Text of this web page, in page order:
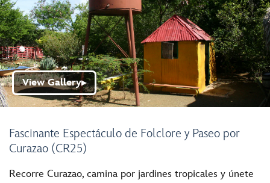
Fascinante Espectáculo de Folclore y Paseo por
Curazao (CR25)
View Gallery▶
Recorre Curazao, camina por jardines tropicales y únete